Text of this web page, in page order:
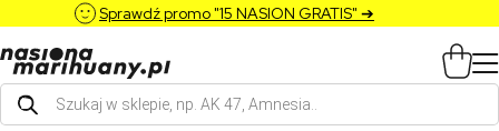
Sprawdź promo "15 NASION GRATIS" ➔
Wyszukiwarka
produktów